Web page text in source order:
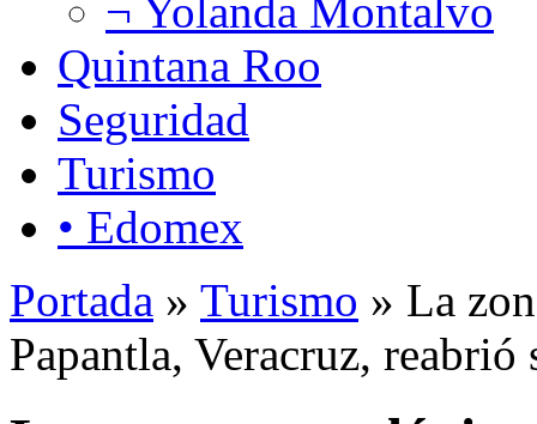
¬ Yolanda Montalvo
Quintana Roo
Seguridad
Turismo
• Edomex
Portada » Turismo » La
Papantla, Veracruz, reabrió